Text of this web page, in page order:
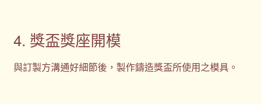
4. 獎盃獎座開模
與訂製方溝通好細節後，製作鑄造獎盃所使用之模具。